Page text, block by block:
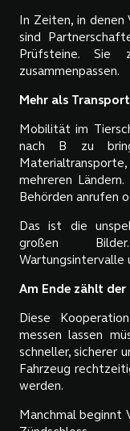
In Zeiten, in denen
sind
Prüfsteine. Sie
zusammenpassen.
Mehr als Transport
Mobilität im
nach B zu
mehreren
Behörden anrufen
Das ist die
großen
Wartungsintervalle
Am Ende zählt der
Diese
messen lassen
schneller, sicherer
Fahrzeug
werden.
Manchmal beginnt